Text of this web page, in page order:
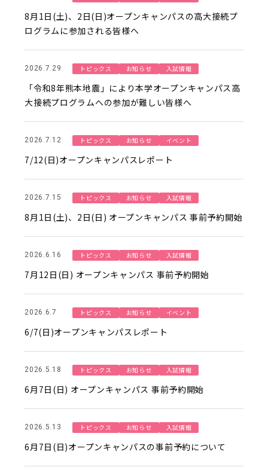
8月1日(土)、2日(日)オープンキャンパスの高大接続プ
ログラムに参加される皆様へ
2026.7.29 トピックス お知らせ 入試情報
「令和8年熊本地震」により本学オープンキャンパス高
大接続プログラムへの参加が難しい皆様へ
2026.7.12 トピックス お知らせ イベント
7/12(日)オープンキャンパスレポート
2026.7.15 トピックス お知らせ 入試情報
8月1日(土)、2日(日) オープンキャンパス 事前予約開始
2026.6.16 トピックス お知らせ 入試情報
7月12日(日) オープンキャンパス 事前予約開始
2026.6.7 トピックス お知らせ イベント
6/7(日)オープンキャンパスレポート
2026.5.18 トピックス お知らせ 入試情報
6月7日(日) オープンキャンパス 事前予約開始
2026.5.13 トピックス お知らせ 入試情報
6月7日(日)オープンキャンパスの事前予約について